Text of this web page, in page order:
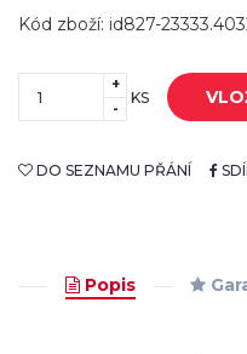
Kód zboží: id827-
+
-
KS
DO SEZNAMU PŘÁNÍ
Popis